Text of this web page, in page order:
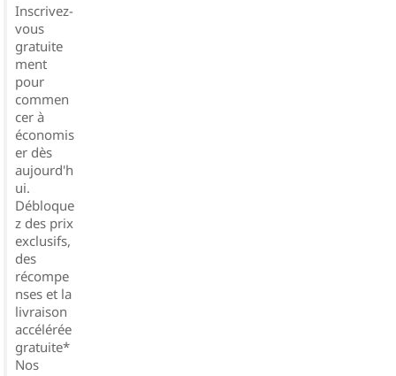
Inscrivez-
vous
gratuite
ment
pour
commen
cer à
économis
er dès
aujourd'h
ui.
Débloque
z des prix
exclusifs,
des
récompe
nses et la
livraison
accélérée
gratuite*
Nos